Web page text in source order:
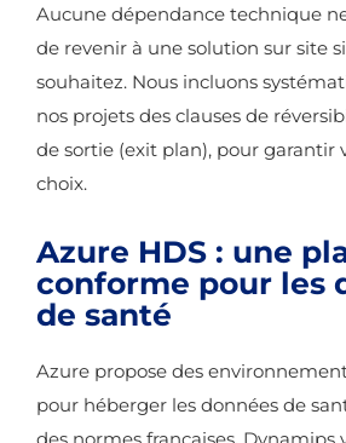
Aucune dépendance technique
de revenir à une solution sur site
souhaitez. Nous incluons
nos projets des clauses de
de sortie (exit plan), pour garantir
choix.
Azure HDS : une
conforme pour les
de santé
Azure propose des
pour héberger les données de
des normes françaises. Dynamips